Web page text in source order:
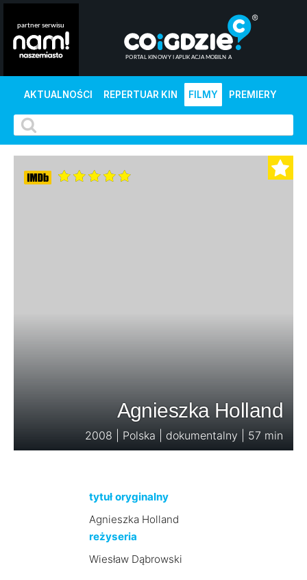
AKTUALNOŚCI REPERTUAR KIN FILMY PREMIERY
Agnieszka Holland
2008 | Polska | dokumentalny | 57 min
tytuł oryginalny
Agnieszka Holland
reżyseria
Wiesław Dąbrowski